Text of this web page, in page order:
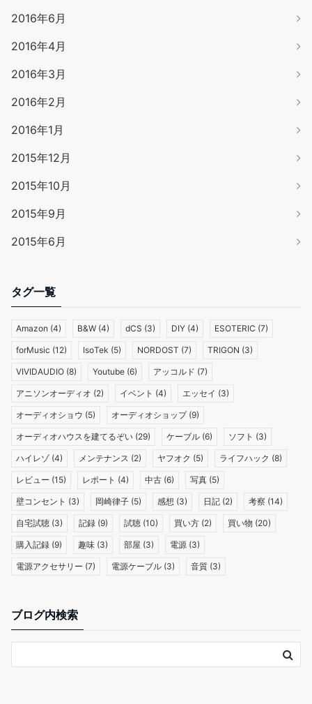
2016年6月
2016年4月
2016年3月
2016年2月
2016年1月
2015年12月
2015年10月
2015年9月
2015年6月
タグ一覧
Amazon (4) B&W (4) dCS (3) DIY (4) ESOTERIC (7)
forMusic (12) IsoTek (5) NORDOST (7) TRIGON (3)
VIVIDAUDIO (8) Youtube (6) アッコルド (7)
アニソンオーディオ (2) イベント (4) エッセイ (3)
オーディオショウ (5) オーディオショップ(9)
オーディオハウスを建てるぞい (29) ケーブル (6) ソフト (3)
ハイレゾ (4) メンテナンス (2) ヤフオク (5) ライフハック (8)
レビュー (15) レポート (4) 中古 (6) 写真 (5)
壁コンセント (3) 岡崎律子 (5) 感想 (3) 日記 (2) 考察 (14)
自宅試聴 (3) 記録 (9) 試聴 (10) 買い方 (2) 買い物 (20)
購入記録 (9) 趣味 (3) 部屋 (3) 電源 (3)
電源アクセサリー (7) 電源ケーブル (3) 音質 (3)
ブログ内検索